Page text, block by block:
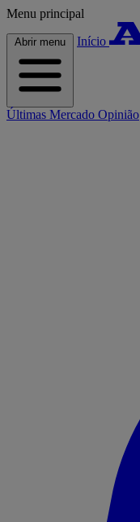
Menu principal
Abrir menu Início
Últimas Mercado Opinião